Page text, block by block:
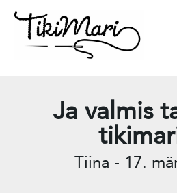
Ja valmis
Tiina - 17.